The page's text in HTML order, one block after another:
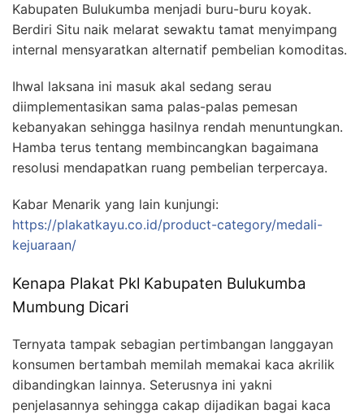
Kabupaten Bulukumba menjadi buru-buru koyak.
Berdiri Situ naik melarat sewaktu tamat menyimpang
internal mensyaratkan alternatif pembelian komoditas.
Ihwal laksana ini masuk akal sedang serau
diimplementasikan sama palas-palas pemesan
kebanyakan sehingga hasilnya rendah menuntungkan.
Hamba terus tentang membincangkan bagaimana
resolusi mendapatkan ruang pembelian terpercaya.
Kabar Menarik yang lain kunjungi:
https://plakatkayu.co.id/product-category/medali-
kejuaraan/
Kenapa Plakat Pkl Kabupaten Bulukumba
Mumbung Dicari
Ternyata tampak sebagian pertimbangan langgayan
konsumen bertambah memilah memakai kaca akrilik
dibandingkan lainnya. Seterusnya ini yakni
penjelasannya sehingga cakap dijadikan bagai kaca